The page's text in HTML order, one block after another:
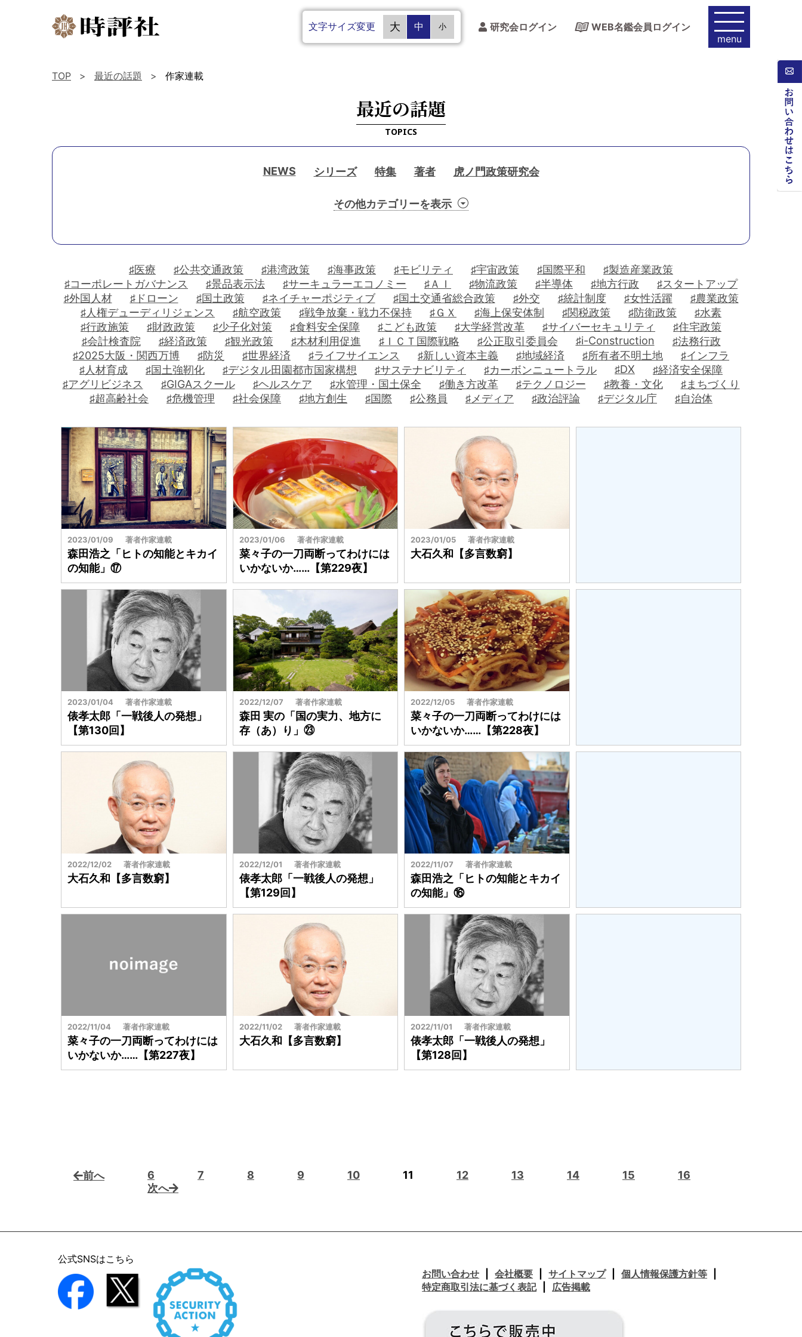
文字サイズ変更 大 中 小 研究会ログイン
WEB名鑑会員ログイン
menu
TOP 最近の話題 作家連載
最近の話題
TOPICS
NEWS
ー
事
評
論
本
の
紹
介
ト
シリーズ
集
連
載
シ
リ
ー
ズ
＋
探
／
国
立
研
究
開
発
法
人
こ
の
の
か
た
ち
ウ
ー
マ
ノ
ク
ス
地
方
自
治
体
特集
談
・
談
セ
ミ
ナ
ー
レ
ポ
ー
ト
わ
省
の
重
点
策
霞
関
事
測
著者
家
連
E
B
連
載
虎ノ門政策研究会
ォ
ー
ス
エ
ッ
ジ
♯医療 ♯公共交通政策 ♯港湾政策 ♯海事政策 ♯モビリティ ♯宇宙政策 ♯国際平和
♯製造産業政策
♯コーポレートガバナンス
♯景品表示法 ♯サーキュラーエコノミー ♯ＡＩ ♯物流政策 ♯半導体 ♯地方行政
♯スタートアップ
♯外国人材
♯ドローン ♯国土政策 ♯ネイチャーポジティブ ♯国土交通省総合政策 ♯外交 ♯統計制度 ♯女性活躍
♯農業政策
♯人権デューディリジェンス
♯航空政策 ♯戦争放棄・戦力不保持 ♯ＧＸ ♯海上保安体制 ♯関税政策 ♯防衛政策
♯水素
♯行政施策
♯財政政策 ♯少子化対策 ♯食料安全保障 ♯こども政策 ♯大学経営改革 ♯サイバーセキュリティ
♯住宅政策
♯会計検査院
♯経済政策 ♯観光政策 ♯木材利用促進 ♯ＩＣＴ国際戦略 ♯公正取引委員会 ♯i-Construction
♯法務行政
♯2025大阪・関西万博
♯防災 ♯世界経済 ♯ライフサイエンス ♯新しい資本主義 ♯地域経済 ♯所有者不明土地
♯インフラ
♯人材育成
♯国土強靭化 ♯デジタル田園都市国家構想 ♯サステナビリティ ♯カーボンニュートラル ♯DX
♯経済安全保障
♯アグリビジネス
♯GIGAスクール ♯ヘルスケア ♯水管理・国土保全 ♯働き方改革 ♯テクノロジー ♯教養・文化
♯まちづくり
♯超高齢社会
♯危機管理 ♯社会保障 ♯地方創生 ♯国際 ♯公務員 ♯メディア ♯政治評論 ♯デジタル庁 ♯自治体
2023/01/09 著者作家連載
森田浩之「ヒトの知能とキカイ
の知能」⑰
2023/01/06 著者作家連載
菜々子の一刀両断ってわけには
いかないか……【第229夜】
2023/01/05 著者作家連載
大石久和【多言数窮】
2023/01/04 著者作家連載
俵孝太郎「一戦後人の発想」
【第130回】
2022/12/07 著者作家連載
森田 実の「国の実力、地方に
存（あ）り」㉓
2022/12/05 著者作家連載
菜々子の一刀両断ってわけには
いかないか……【第228夜】
2022/12/02 著者作家連載
大石久和【多言数窮】
2022/12/01 著者作家連載
俵孝太郎「一戦後人の発想」
【第129回】
2022/11/07 著者作家連載
森田浩之「ヒトの知能とキカイ
の知能」⑯
2022/11/04 著者作家連載
菜々子の一刀両断ってわけには
いかないか……【第227夜】
2022/11/02 著者作家連載
大石久和【多言数窮】
2022/11/01 著者作家連載
俵孝太郎「一戦後人の発想」
【第128回】
前へ 6 7 8 9 10 11 12 13 14 15
16
次へ
公式SNSはこちら
お問い合わせ
会社概要 サイトマップ
個人情報保護方針等
特定商取引法に基づく表記
広告掲載